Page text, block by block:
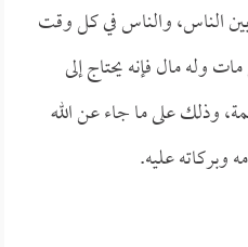
الناس، والناس في كل وقت
وله مال فإنه يحتاج إلى
وذلك على ما جاء عن الله
عليه.